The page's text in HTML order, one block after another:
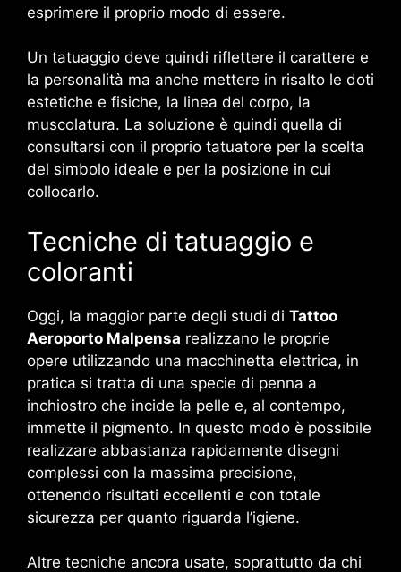
esprimere il proprio modo di essere.
Un tatuaggio deve quindi riflettere il carattere e
la personalità ma anche mettere in risalto le doti
estetiche e fisiche, la linea del corpo, la
muscolatura. La soluzione è quindi quella di
consultarsi con il proprio tatuatore per la scelta
del simbolo ideale e per la posizione in cui
collocarlo.
Tecniche di tatuaggio e
coloranti
Oggi, la maggior parte degli studi di Tattoo
Aeroporto Malpensa realizzano le proprie
opere utilizzando una macchinetta elettrica, in
pratica si tratta di una specie di penna a
inchiostro che incide la pelle e, al contempo,
immette il pigmento. In questo modo è possibile
realizzare abbastanza rapidamente disegni
complessi con la massima precisione,
ottenendo risultati eccellenti e con totale
sicurezza per quanto riguarda l’igiene.
Altre tecniche ancora usate, soprattutto da chi